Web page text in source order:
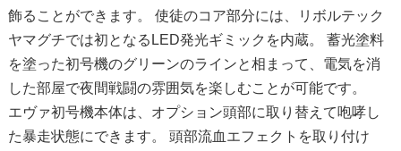
飾ることができます。 使徒のコア部分には、リボルテック
ヤマグチでは初となるLED発光ギミックを内蔵。 蓄光塗料
を塗った初号機のグリーンのラインと相まって、電気を消
した部屋で夜間戦闘の雰囲気を楽しむことが可能です。
エヴァ初号機本体は、オプション頭部に取り替えて咆哮し
た暴走状態にできます。 頭部流血エフェクトを取り付け